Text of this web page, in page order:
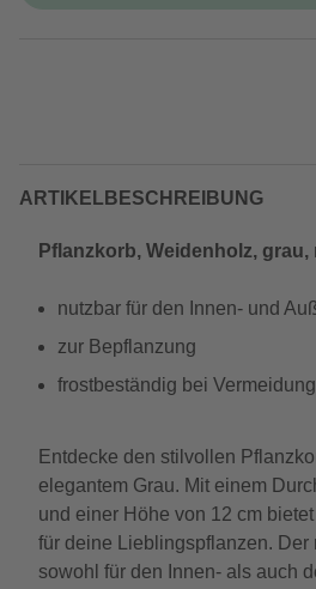
ARTIKELBESCHREIBUNG
Pflanzkorb, Weidenholz, grau,
nutzbar für den Innen- und
zur Bepflanzung
frostbeständig bei
Entdecke den stilvollen
elegantem Grau. Mit einem
und einer Höhe von 12 cm
für deine Lieblingspflanzen. Der
sowohl für den Innen- als auch